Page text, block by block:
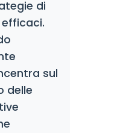
di
sul
delle